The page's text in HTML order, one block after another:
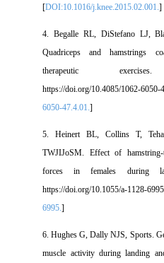
[DOI:10.1016/j.knee.2015.02.001.
4. Begalle RL, DiStefano LJ,
Quadriceps and hamstrings
therapeutic
https://doi.org/10.4085/1062-
6050-47.4.01.
5. Heinert BL, Collins T,
TWJIJoSM. Effect of
forces in females during
https://doi.org/10.1055/a-
6995.
6. Hughes G, Dally NJS, Sports.
muscle activity during landing